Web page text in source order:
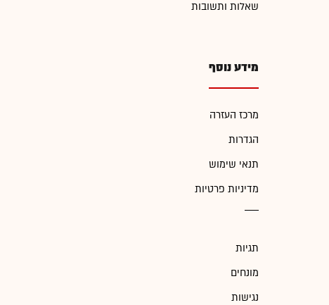
שאלות ותשובות
מידע נוסף
מרכז העזרה
הגדרות
תנאי שימוש
מדיניות פרטיות
תגיות
מונחים
נגישות